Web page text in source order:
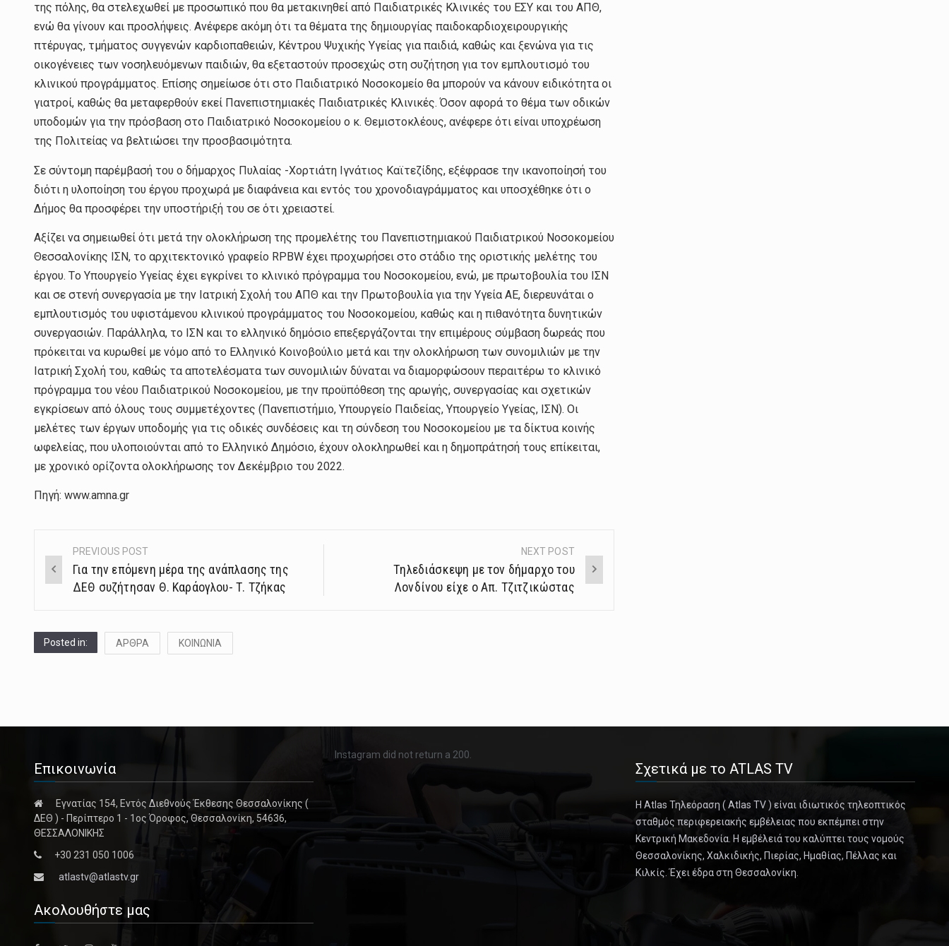
της πόλης, θα στελεχωθεί με προσωπικό που θα μετακινηθεί από Παιδιατρικές Κλινικές του ΕΣΥ και του ΑΠΘ,
ενώ θα γίνουν και προσλήψεις. Ανέφερε ακόμη ότι τα θέματα της δημιουργίας παιδοκαρδιοχειρουργικής
πτέρυγας, τμήματος συγγενών καρδιοπαθειών, Κέντρου Ψυχικής Υγείας για παιδιά, καθώς και ξενώνα για τις
οικογένειες των νοσηλευόμενων παιδιών, θα εξεταστούν προσεχώς στη συζήτηση για τον εμπλουτισμό του
κλινικού προγράμματος. Επίσης σημείωσε ότι στο Παιδιατρικό Νοσοκομείο θα μπορούν να κάνουν ειδικότητα οι
γιατροί, καθώς θα μεταφερθούν εκεί Πανεπιστημιακές Παιδιατρικές Κλινικές. Όσον αφορά το θέμα των οδικών
υποδομών για την πρόσβαση στο Παιδιατρικό Νοσοκομείου ο κ. Θεμιστοκλέους, ανέφερε ότι είναι υποχρέωση
της Πολιτείας να βελτιώσει την προσβασιμότητα.
Σε σύντομη παρέμβασή του ο δήμαρχος Πυλαίας -Χορτιάτη Ιγνάτιος Καϊτεζίδης, εξέφρασε την ικανοποίησή του
διότι η υλοποίηση του έργου προχωρά με διαφάνεια και εντός του χρονοδιαγράμματος και υποσχέθηκε ότι ο
Δήμος θα προσφέρει την υποστήριξή του σε ότι χρειαστεί.
Αξίζει να σημειωθεί ότι μετά την ολοκλήρωση της προμελέτης του Πανεπιστημιακού Παιδιατρικού Νοσοκομείου
Θεσσαλονίκης ΙΣΝ, το αρχιτεκτονικό γραφείο RPBW έχει προχωρήσει στο στάδιο της οριστικής μελέτης του
έργου. Tο Υπουργείο Υγείας έχει εγκρίνει το κλινικό πρόγραμμα του Νοσοκομείου, ενώ, με πρωτοβουλία του ΙΣΝ
και σε στενή συνεργασία με την Ιατρική Σχολή του ΑΠΘ και την Πρωτοβουλία για την Υγεία ΑΕ, διερευνάται ο
εμπλουτισμός του υφιστάμενου κλινικού προγράμματος του Νοσοκομείου, καθώς και η πιθανότητα δυνητικών
συνεργασιών. Παράλληλα, το ΙΣΝ και το ελληνικό δημόσιο επεξεργάζονται την επιμέρους σύμβαση δωρεάς που
πρόκειται να κυρωθεί με νόμο από το Ελληνικό Κοινοβούλιο μετά και την ολοκλήρωση των συνομιλιών με την
Ιατρική Σχολή του, καθώς τα αποτελέσματα των συνομιλιών δύναται να διαμορφώσουν περαιτέρω το κλινικό
πρόγραμμα του νέου Παιδιατρικού Νοσοκομείου, με την προϋπόθεση της αρωγής, συνεργασίας και σχετικών
εγκρίσεων από όλους τους συμμετέχοντες (Πανεπιστήμιο, Υπουργείο Παιδείας, Υπουργείο Υγείας, ΙΣΝ). Οι
μελέτες των έργων υποδομής για τις οδικές συνδέσεις και τη σύνδεση του Νοσοκομείου με τα δίκτυα κοινής
ωφελείας, που υλοποιούνται από το Ελληνικό Δημόσιο, έχουν ολοκληρωθεί και η δημοπράτησή τους επίκειται,
με χρονικό ορίζοντα ολοκλήρωσης τον Δεκέμβριο του 2022.
Πηγή: www.amna.gr
Post
navigation
PREVIOUS POST
Για την επόμενη μέρα της ανάπλασης της
ΔΕΘ συζήτησαν Θ. Καράογλου- Τ. Τζήκας
NEXT POST
Tηλεδιάσκεψη με τον δήμαρχο του
Λονδίνου είχε ο Απ. Τζιτζικώστας
Posted in: ΑΡΘΡΑ ΚΟΙΝΩΝΙΑ
Επικοινωνία
Εγνατίας 154, Εντός Διεθνούς Έκθεσης Θεσσαλονίκης (
ΔΕΘ ) - Περίπτερο 1 - 1ος Όροφος, Θεσσαλονίκη, 54636,
ΘΕΣΣΑΛΟΝΙΚΗΣ
+30 231 050 1006
atlastv@atlastv.gr
Ακολουθήστε μας
Instagram did not return a 200.
Σχετικά με το ATLAS TV
Η Atlas Τηλεόραση ( Atlas TV ) είναι ιδιωτικός τηλεοπτικός
σταθμός περιφερειακής εμβέλειας που εκπέμπει στην
Κεντρική Μακεδονία. Η εμβέλειά του καλύπτει τους νομούς
Θεσσαλονίκης, Χαλκιδικής, Πιερίας, Ημαθίας, Πέλλας και
Κιλκίς. Έχει έδρα στη Θεσσαλονίκη.